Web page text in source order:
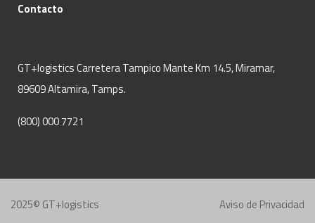
Contacto
GT+logistics Carretera Tampico Mante Km 14.5, Miramar,
89609 Altamira, Tamps.
(800) 000 7721
2025© GT+logistics Aviso de Privacidad